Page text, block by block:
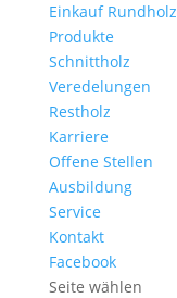
Einkauf Rundholz
Produkte
Schnittholz
Veredelungen
Restholz
Karriere
Offene Stellen
Ausbildung
Service
Kontakt
Facebook
Seite wählen